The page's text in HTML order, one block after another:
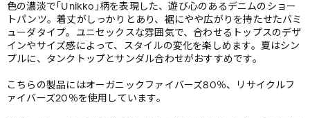
色の濃淡で｢Unikko｣柄を表現した、遊び心のあるデニムのショー
トパンツ。着丈がしっかりとあり、裾にやや広がりを持たせたバミ
ューダタイプ。ユニセックスな雰囲気で、合わせるトップスのデザ
インやサイズ感によって、スタイルの変化を楽しめます。夏はシン
プルに、タンクトップとサンダル合わせがおすすめです。
こちらの製品にはオーガニックファイバーズ80％、リサイクルフ
ァイバーズ20％を使用しています。